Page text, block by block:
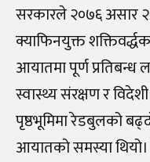
सरकारले २०७६ असार २
क्याफिनयुक्त
आयातमा पूर्ण
स्वास्थ्य संरक्षण र
पृष्ठभूमिमा रेडबुलको
आयातको समस्या थियो।